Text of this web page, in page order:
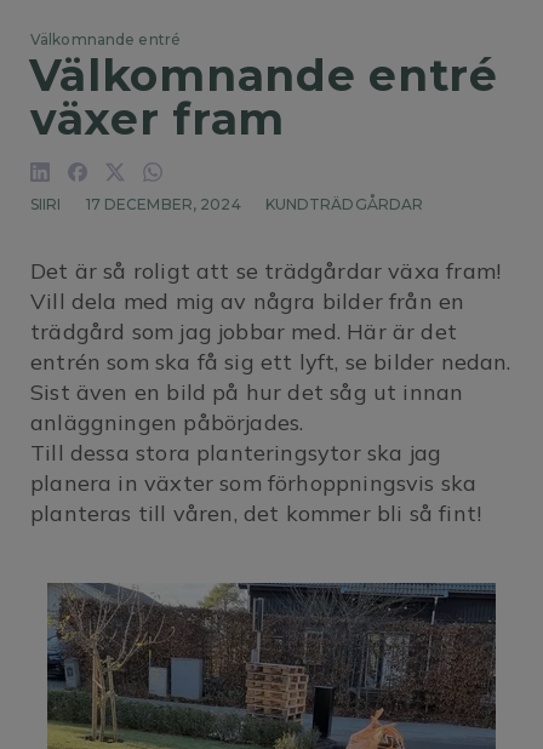
Välkomnande entré
Välkomnande entré
växer fram
SIIRI 17 DECEMBER, 2024 KUNDTRÄDGÅRDAR
Det är så roligt att se trädgårdar växa fram!
Vill dela med mig av några bilder från en
trädgård som jag jobbar med. Här är det
entrén som ska få sig ett lyft, se bilder nedan.
Sist även en bild på hur det såg ut innan
anläggningen påbörjades.
Till dessa stora planteringsytor ska jag
planera in växter som förhoppningsvis ska
planteras till våren, det kommer bli så fint!